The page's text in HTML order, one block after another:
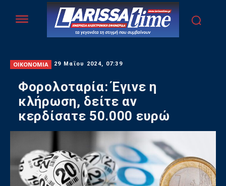
ΟΙΚΟΝΟΜΙΑ 29 Μαΐου 2024, 07:39
Φορολοταρία: Έγινε η
κλήρωση, δείτε αν
κερδίσατε 50.000 ευρώ